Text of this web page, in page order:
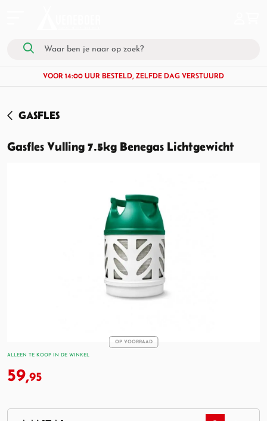
VOOR 14:00 UUR BESTELD, ZELFDE DAG VERSTUURD
GASFLES
OP VOORRAAD
Gasfles Vulling 7.5kg Benegas Lichtgewicht
ALLEEN TE KOOP IN DE WINKEL
59,95